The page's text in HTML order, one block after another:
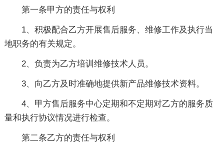
第一条甲方的责任与权利
1、积极配合乙方开展售后服务、维修工作及执行当
地职务的有关规定。
2、负责为乙方培训维修技术人员。
3、向乙方及时准确地提供新产品维修技术资料。
4、甲方售后服务中心定期和不定期对乙方的服务质
量和执行协议情况进行检查。
第二条乙方的责任与权利